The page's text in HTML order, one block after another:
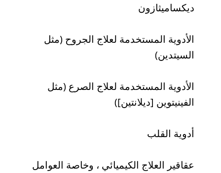
ديكساميثازون
الأدوية المستخدمة لعلاج الجروح (مثل
السيتدين)
الأدوية المستخدمة لعلاج الصرع (مثل
الفينيتوين [ديلانتين])
أدوية القلب
عقاقير العلاج الكيميائي ، وخاصة العوامل